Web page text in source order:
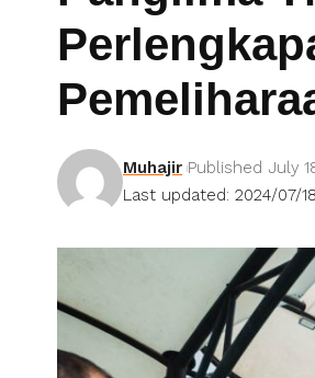
Last updated: 2024/07/
Muhajir Published July